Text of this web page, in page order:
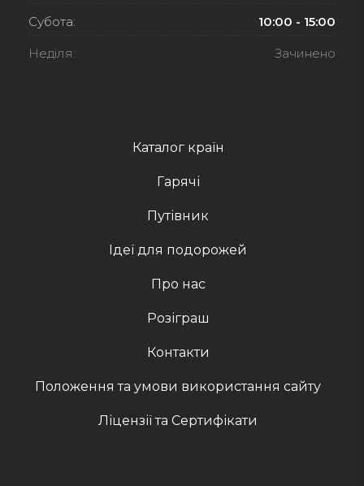
Каталог країн
Гарячі
Путівник
Ідеї для подорожей
Про нас
Розіграш
Контакти
Положення та умови використання сайту
Ліцензії та Сертифікати
Субота: 10:00 - 15:00
Неділя: Зачинено